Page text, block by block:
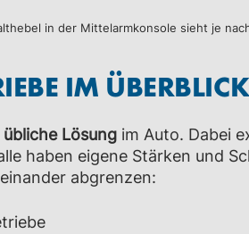
in der Mittelarmkonsole sieht je
IM
übliche Lösungim Auto. Dabei
haben eigene Stärken und
abgrenzen: